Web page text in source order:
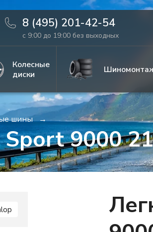
8 (495) 201-42-54
с 9:00 до 19:00 без выходных
Колесные
диски
шины
9000
Фото товара